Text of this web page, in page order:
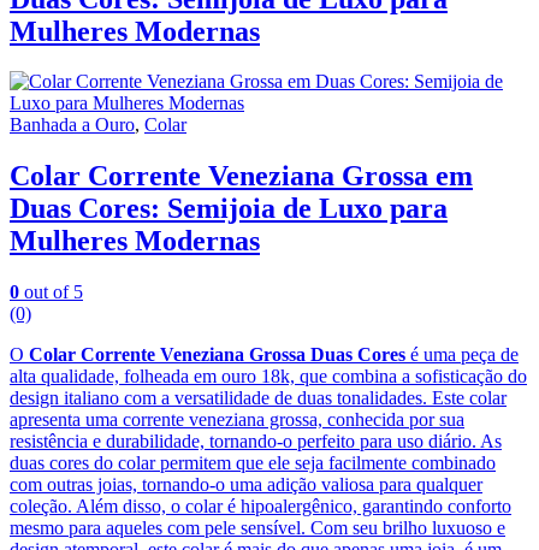
Mulheres Modernas
Banhada a Ouro, Colar
Colar Corrente Veneziana Grossa em
Duas Cores: Semijoia de Luxo para
Mulheres Modernas
0 out of 5
(0)
O Colar Corrente Veneziana Grossa Duas Cores é uma peça de
alta qualidade, folheada em ouro 18k, que combina a sofisticação do
design italiano com a versatilidade de duas tonalidades. Este colar
apresenta uma corrente veneziana grossa, conhecida por sua
resistência e durabilidade, tornando-o perfeito para uso diário. As
duas cores do colar permitem que ele seja facilmente combinado
com outras joias, tornando-o uma adição valiosa para qualquer
coleção. Além disso, o colar é hipoalergênico, garantindo conforto
mesmo para aqueles com pele sensível. Com seu brilho luxuoso e